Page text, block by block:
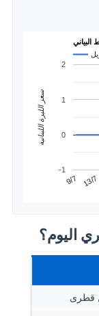
9/7 13/7
-1
0
1
2
سعر الليرة اللبنانية